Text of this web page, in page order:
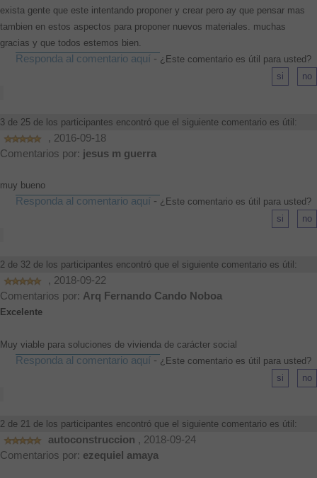
exista gente que este intentando proponer y crear pero ay que pensar mas
tambien en estos aspectos para proponer nuevos materiales. muchas
gracias y que todos estemos bien.
Responda al comentario aquí - ¿Este comentario es útil para usted?
3 de 25 de los participantes encontró que el siguiente comentario es útil:
, 2016-09-18
Comentarios por: jesus m guerra
muy bueno
Responda al comentario aquí - ¿Este comentario es útil para usted?
2 de 32 de los participantes encontró que el siguiente comentario es útil:
, 2018-09-22
Comentarios por: Arq Fernando Cando Noboa
Excelente
Muy viable para soluciones de vivienda de carácter social
Responda al comentario aquí - ¿Este comentario es útil para usted?
2 de 21 de los participantes encontró que el siguiente comentario es útil:
autoconstruccion , 2018-09-24
Comentarios por: ezequiel amaya